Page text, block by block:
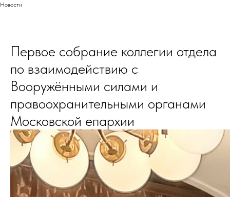
Новости
Первое собрание коллегии отдела
по взаимодействию с
Вооружёнными силами и
правоохранительными органами
Московской епархии